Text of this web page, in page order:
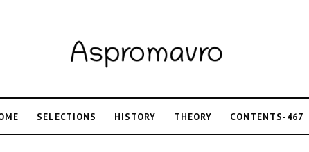
SELECTIONS HISTORY THEORY CONTENTS-467